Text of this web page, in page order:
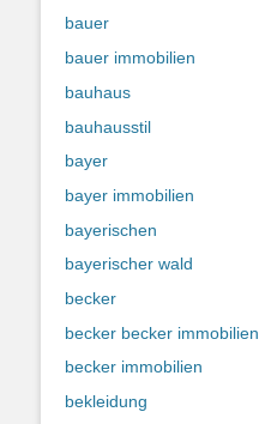
bauer
bauer immobilien
bauhaus
bauhausstil
bayer
bayer immobilien
bayerischen
bayerischer wald
becker
becker becker immobilien
becker immobilien
bekleidung